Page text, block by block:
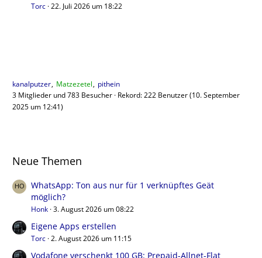
Torc 22. Juli 2026 um 18:22
kanalputzer Matzezetel
pithein
3 Mitglieder und 783 Besucher Rekord: 222 Benutzer (10. September
2025 um 12:41)
Neue Themen
WhatsApp: Ton aus nur für 1 verknüpftes Geät
möglich?
Honk 3. August 2026 um 08:22
Eigene Apps erstellen
Torc 2. August 2026 um 11:15
Vodafone verschenkt 100 GB: Prepaid-Allnet-Flat